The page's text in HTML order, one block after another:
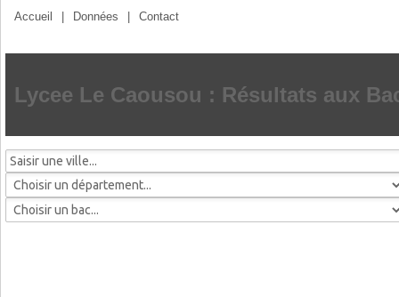
Accueil Données Contact
Lycee Le Caousou : Résultats aux